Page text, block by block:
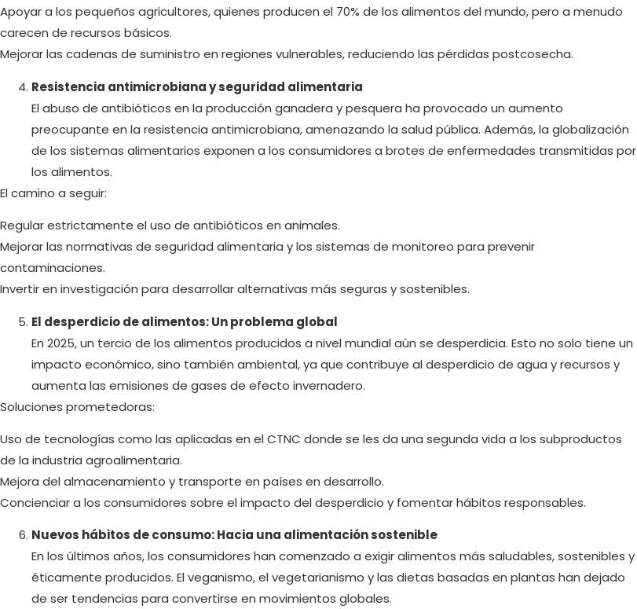
Apoyar a los pequeños agricultores, quienes producen el 70% de los alimentos del mundo, pero a menudo
carecen de recursos básicos.
Mejorar las cadenas de suministro en regiones vulnerables, reduciendo las pérdidas postcosecha.
Resistencia antimicrobiana y seguridad alimentaria
El abuso de antibióticos en la producción ganadera y pesquera ha provocado un aumento
preocupante en la resistencia antimicrobiana, amenazando la salud pública. Además, la globalización
de los sistemas alimentarios exponen a los consumidores a brotes de enfermedades transmitidas por
los alimentos.
El camino a seguir:
Regular estrictamente el uso de antibióticos en animales.
Mejorar las normativas de seguridad alimentaria y los sistemas de monitoreo para prevenir
contaminaciones.
Invertir en investigación para desarrollar alternativas más seguras y sostenibles.
El desperdicio de alimentos: Un problema global
En 2025, un tercio de los alimentos producidos a nivel mundial aún se desperdicia. Esto no solo tiene un
impacto económico, sino también ambiental, ya que contribuye al desperdicio de agua y recursos y
aumenta las emisiones de gases de efecto invernadero.
Soluciones prometedoras:
Uso de tecnologías como las aplicadas en el CTNC donde se les da una segunda vida a los subproductos
de la industria agroalimentaria.
Mejora del almacenamiento y transporte en países en desarrollo.
Concienciar a los consumidores sobre el impacto del desperdicio y fomentar hábitos responsables.
Nuevos hábitos de consumo: Hacia una alimentación sostenible
En los últimos años, los consumidores han comenzado a exigir alimentos más saludables, sostenibles y
éticamente producidos. El veganismo, el vegetarianismo y las dietas basadas en plantas han dejado
de ser tendencias para convertirse en movimientos globales.